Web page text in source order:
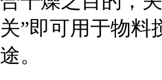
关”即可用于物料
途。